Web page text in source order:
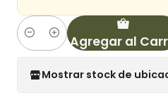
Cantidad Agregar al
Mostrar stock de